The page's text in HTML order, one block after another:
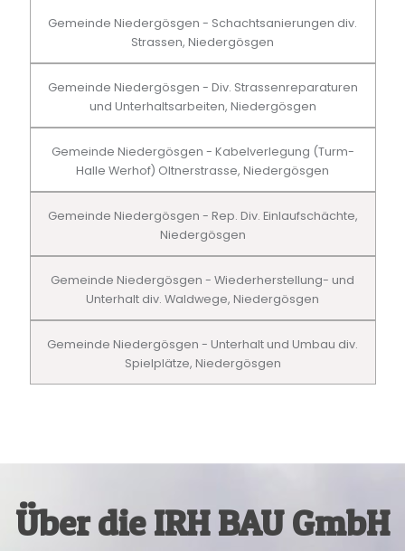
Gemeinde Niedergösgen - Schachtsanierungen div.
Strassen, Niedergösgen
Gemeinde Niedergösgen - Div. Strassenreparaturen
und Unterhaltsarbeiten, Niedergösgen
Gemeinde Niedergösgen - Kabelverlegung (Turm-
Halle Werhof) Oltnerstrasse, Niedergösgen
Gemeinde Niedergösgen - Rep. Div. Einlaufschächte,
Niedergösgen
Gemeinde Niedergösgen - Wiederherstellung- und
Unterhalt div. Waldwege, Niedergösgen
Gemeinde Niedergösgen - Unterhalt und Umbau div.
Spielplätze, Niedergösgen
Über die IRH BAU GmbH